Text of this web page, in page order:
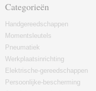
Categorieën
Handgereedschappen
Momentsleutels
Pneumatiek
Werkplaatsinrichting
Elektrische-gereedschappen
Persoonlijke-bescherming